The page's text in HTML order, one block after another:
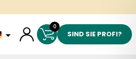
0
SIND SIE PROFI?